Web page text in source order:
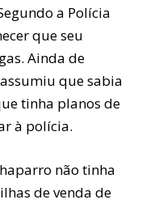
a Polícia
que seu
Ainda de
que sabia
tinha planos de
à polícia.
não tinha
de venda de